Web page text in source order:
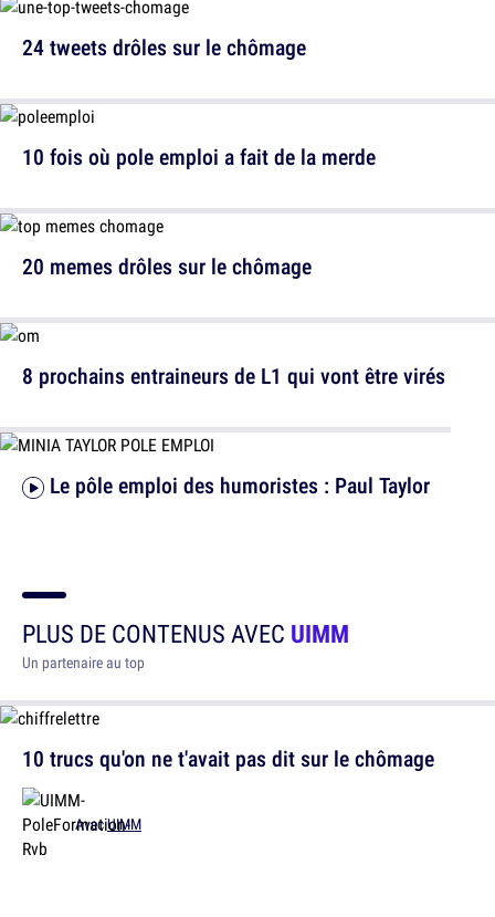
24 tweets drôles sur le chômage
20 memes drôles sur le chômage
Le pôle emploi des humoristes : Paul Taylor
10 fois où pole emploi a fait de la merde
8 prochains entraineurs de L1 qui vont être virés
PLUS DE CONTENUS AVEC UIMM
Un partenaire au top
10 trucs qu'on ne t'avait pas dit sur le chômage
AvecUIMM